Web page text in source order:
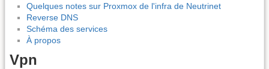
Quelques notes sur Proxmox de l'infra de Neutrinet
Reverse DNS
Schéma des services
À propos
Vpn